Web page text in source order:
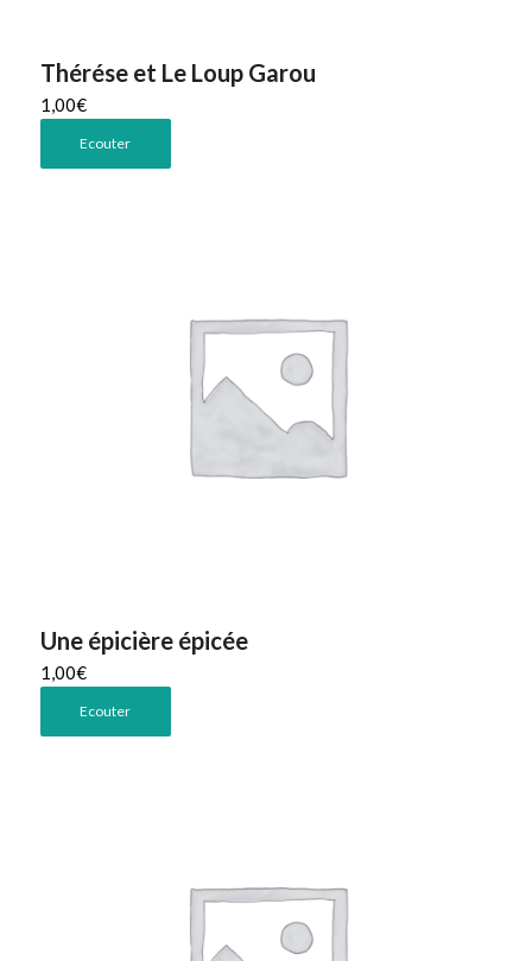
Thérése et Le Loup Garou
1,00€
Ecouter
Une épicière épicée
1,00€
Ecouter